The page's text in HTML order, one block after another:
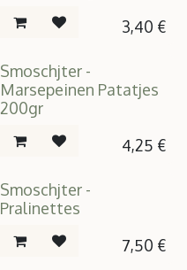
3,40 €
Smoschjter -
Marsepeinen Patatjes
200gr
4,25 €
Smoschjter -
Pralinettes
7,50 €